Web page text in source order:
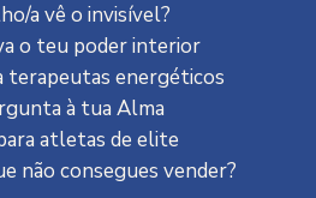
a vê o invisível?
o teu poder interior
terapeutas energéticos
à tua Alma
atletas de elite
não consegues vender?